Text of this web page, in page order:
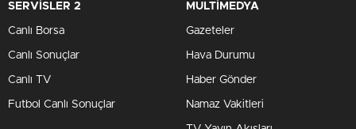
SERVİSLER 2
Canlı Borsa
Canlı Sonuçlar
Canlı TV
Futbol Canlı Sonuçlar
MULTİMEDYA
Gazeteler
Hava Durumu
Haber Gönder
Namaz Vakitleri